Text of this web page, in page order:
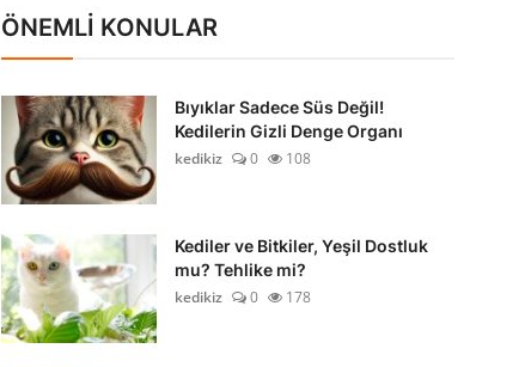
ÖNEMLİ KONULAR
Bıyıklar Sadece Süs Değil!
Kedilerin Gizli Denge Organı
kedikiz
0 108
Kediler ve Bitkiler, Yeşil Dostluk
mu? Tehlike mi?
kedikiz
0 178